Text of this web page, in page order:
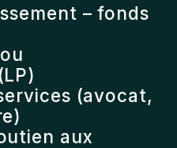
– fonds
(avocat,
aux